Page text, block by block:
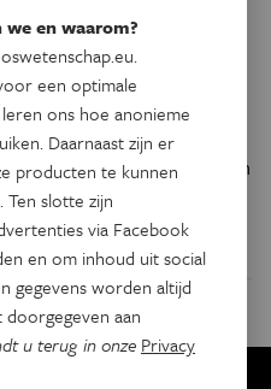
bij
vaak een onduidelijk en
van positieve herinneringen
verbeteren.
en waarom?
een optimale
ons hoe anonieme
Daarnaast zijn er
producten te kunnen
slotte zijn
via Facebook
en om inhoud uit social
gegevens worden altijd
aan
u terug in onze Privacy